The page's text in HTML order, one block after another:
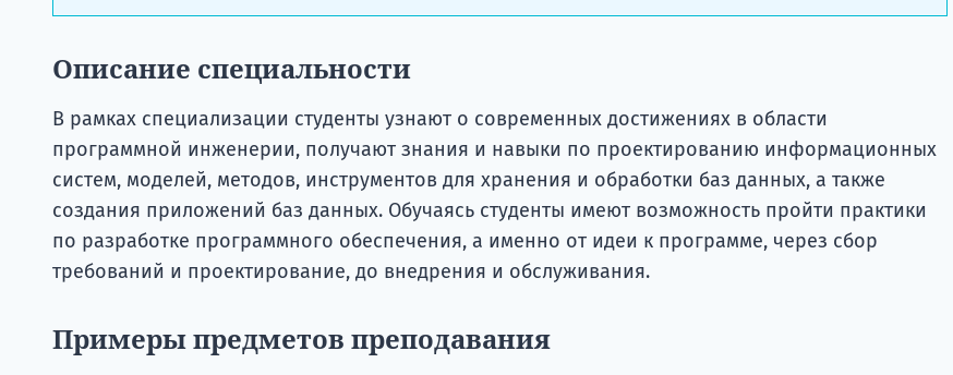
Описание специальности
В рамках специализации студенты узнают о современных достижениях в области
программной инженерии, получают знания и навыки по проектированию информационных
систем, моделей, методов, инструментов для хранения и обработки баз данных, а также
создания приложений баз данных. Обучаясь студенты имеют возможность пройти практики
по разработке программного обеспечения, а именно от идеи к программе, через сбор
требований и проектирование, до внедрения и обслуживания.
Примеры предметов преподавания